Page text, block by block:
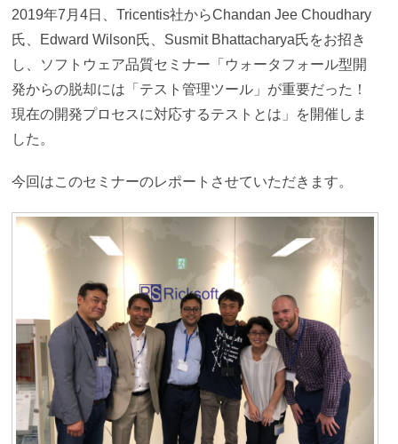
2019年7月4日、Tricentis社からChandan Jee Choudhary
氏、Edward Wilson氏、Susmit Bhattacharya氏をお招き
し、ソフトウェア品質セミナー「ウォータフォール型開
発からの脱却には「テスト管理ツール」が重要だった！
現在の開発プロセスに対応するテストとは」を開催しま
した。
今回はこのセミナーのレポートさせていただきます。